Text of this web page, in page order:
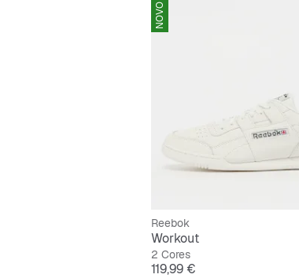
NOVO
Reebok
Workout
2 Cores
Preço
119,99 €